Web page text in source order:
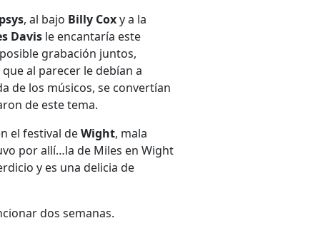
, al bajo Billy Coxy a la
Davis le encantaría este
grabación juntos,
que al parecer le debían a
de los músicos, se convertían
de este tema.
el festival deWight, mala
por allí…la de Miles en Wight
y es una delicia de
dos semanas.